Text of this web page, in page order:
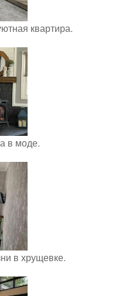
квартира.
в моде.
в хрущевке.